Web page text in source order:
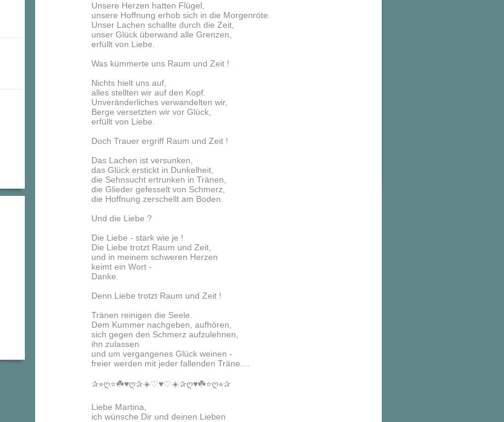
Unsere Herzen hatten Flügel,
unsere Hoffnung erhob sich in die Morgenröte.
Unser Lachen schallte durch die Zeit,
unser Glück überwand alle Grenzen,
erfüllt von Liebe.
Was kümmerte uns Raum und Zeit !
Nichts hielt uns auf,
alles stellten wir auf den Kopf.
Unveränderliches verwandelten wir,
Berge versetzten wir vor Glück,
erfüllt von Liebe.
Doch Trauer ergriff Raum und Zeit !
Das Lachen ist versunken,
das Glück erstickt in Dunkelheit,
die Sehnsucht ertrunken in Tränen,
die Glieder gefesselt von Schmerz,
die Hoffnung zerschellt am Boden.
Und die Liebe ?
Die Liebe - stark wie je !
Die Liebe trotzt Raum und Zeit,
und in meinem schweren Herzen
keimt ein Wort -
Danke.
Denn Liebe trotzt Raum und Zeit !
Tränen reinigen die Seele.
Dem Kummer nachgeben, aufhören,
sich gegen den Schmerz aufzulehnen,
ihn zulassen
und um vergangenes Glück weinen -
freier werden mit jeder fallenden Träne....
✰⭐︎ღ⭐️☘️♥️ღ✰☀️♡♥️♡☀️✰ღ♥️☘️⭐️ღ⭐︎✰
Liebe Martina,
ich wünsche Dir und deinen Lieben